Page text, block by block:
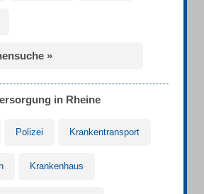
»
in Rheine
Polizei Krankentransport
Krankenhaus